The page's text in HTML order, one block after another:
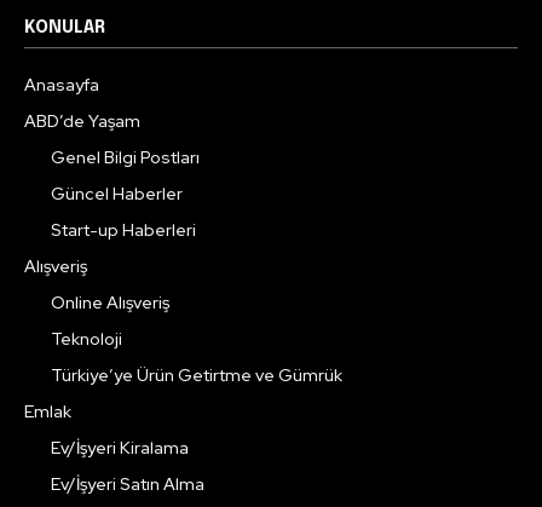
KONULAR
Anasayfa
ABD’de Yaşam
Genel Bilgi Postları
Güncel Haberler
Start-up Haberleri
Alışveriş
Online Alışveriş
Teknoloji
Türkiye’ye Ürün Getirtme ve Gümrük
Emlak
Ev/İşyeri Kiralama
Ev/İşyeri Satın Alma